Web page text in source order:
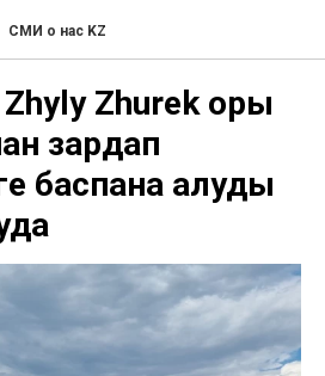
СМИ о нас KZ
Zhurek қоры
зардап
баспана алуды